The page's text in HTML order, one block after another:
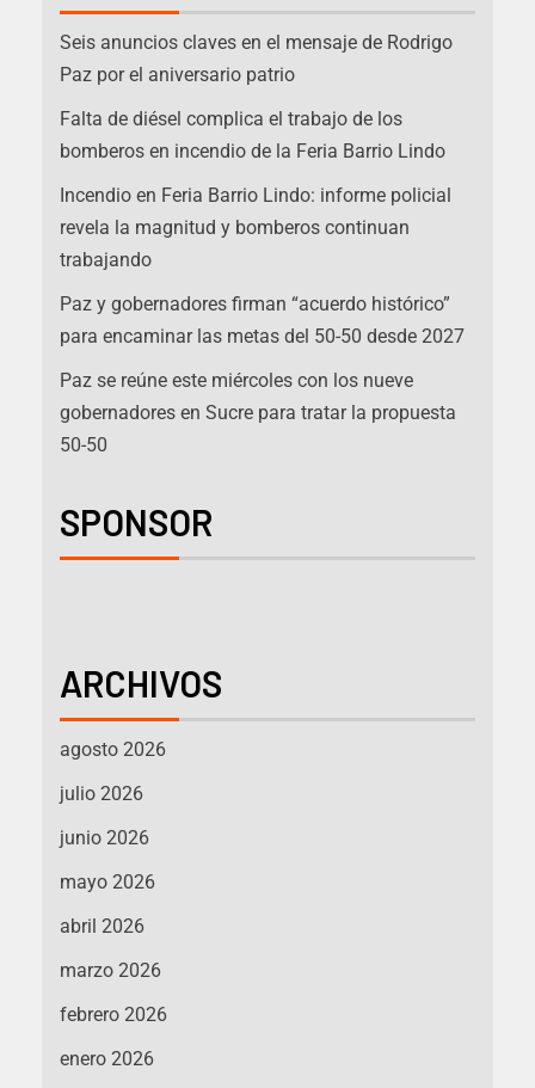
Seis anuncios claves en el mensaje de Rodrigo
Paz por el aniversario patrio
Falta de diésel complica el trabajo de los
bomberos en incendio de la Feria Barrio Lindo
Incendio en Feria Barrio Lindo: informe policial
revela la magnitud y bomberos continuan
trabajando
Paz y gobernadores firman “acuerdo histórico”
para encaminar las metas del 50-50 desde 2027
Paz se reúne este miércoles con los nueve
gobernadores en Sucre para tratar la propuesta
50-50
SPONSOR
ARCHIVOS
agosto 2026
julio 2026
junio 2026
mayo 2026
abril 2026
marzo 2026
febrero 2026
enero 2026